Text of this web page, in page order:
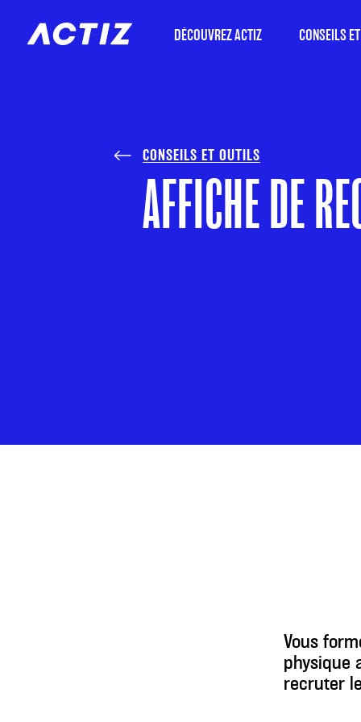
DÉCOUVREZ ACTIZ CONSEILS
CONSEILS ET OUTILS
AFFICHE DE
Vous
physique
recruter